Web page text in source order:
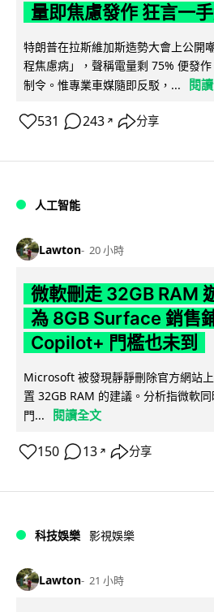
量即焦慮發作 狂言一
特朗普在拉斯維加斯造勢大會上公開
程焦慮病」，聲稱電量剩 75% 便發
制令。惟專業車媒隨即反駁，...
閱
531 243 ↗ 分享
人工智能
Lawton 20 小時
微軟刪走 32GB RAM
為 8GB Surface 銷售
Copilot+ 門檻也未到
Microsoft 被發現靜靜刪除官方網站
置 32GB RAM 的建議。分析指微軟
門...
閱讀全文
150 13 ↗ 分享
科技娛樂 影視娛樂
Lawton 21 小時